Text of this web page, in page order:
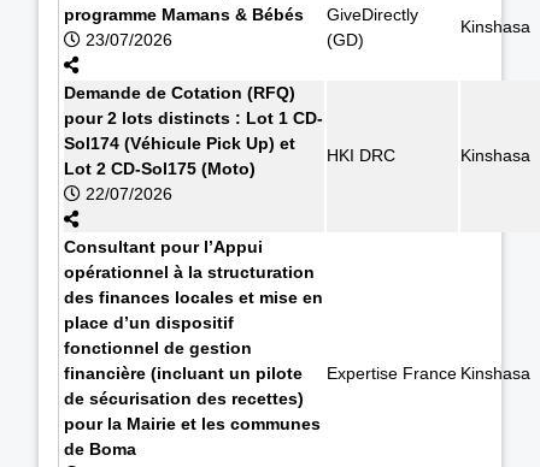
programme Mamans & Bébés
23/07/2026
GiveDirectly
(GD)
Kinshasa
Demande de Cotation (RFQ)
pour 2 lots distincts : Lot 1 CD-
Sol174 (Véhicule Pick Up) et
Lot 2 CD-Sol175 (Moto)
22/07/2026
HKI DRC Kinshasa
Consultant pour l’Appui
opérationnel à la structuration
des finances locales et mise en
place d’un dispositif
fonctionnel de gestion
financière (incluant un pilote
de sécurisation des recettes)
pour la Mairie et les communes
de Boma
Expertise France Kinshasa